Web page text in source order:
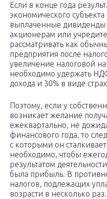
Если в конце года
экономического субъекта
выплаченные
акционерам или
рассматривать как
предприятия после
увеличение налоговой
необходимо удержать
дохода и 30% в виде
Поэтому, если у
возникает желание
ежеквартально, не
финансового года, то
с которыми он
необходимо, чтобы
результатом
была прибыль. В
налогов, подлежащих
возрасти в несколько раз.